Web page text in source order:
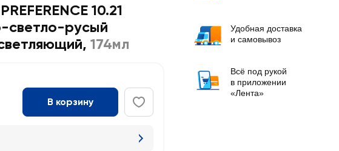
10.21
светло-русый
, 174мл
В корзину
Удобная доставка
и самовывоз
Всё под рукой
в приложении
«Лента»